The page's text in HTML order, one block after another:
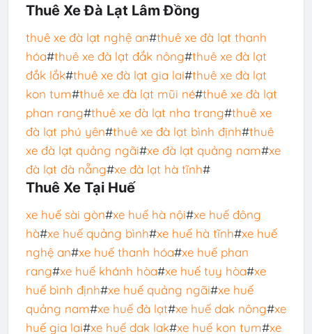
Thuê Xe Đà Lạt Lâm Đồng
thuê xe đà lạt nghệ an#thuê xe đà lạt thanh
hóa#thuê xe đà lạt đắk nông#thuê xe đà lạt
đắk lắk#thuê xe đà lạt gia lai#thuê xe đà lạt
kon tum#thuê xe đà lạt mũi né#thuê xe đà lạt
phan rang#thuê xe đà lạt nha trang#thuê xe
đà lạt phú yên#thuê xe đà lạt bình định#thuê
xe đà lạt quảng ngãi#xe đà lạt quảng nam#xe
đà lạt đà nẵng#xe đà lạt hà tĩnh#
Thuê Xe Tại Huế
xe huế sài gòn#xe huế hà nội#xe huế đông
hà#xe huế quảng bình#xe huế hà tĩnh#xe huế
nghệ an#xe huế thanh hóa#xe huế phan
rang#xe huế khánh hòa#xe huế tuy hòa#xe
huế bình định#xe huế quảng ngãi#xe huế
quảng nam#xe huế đà lạt#xe huế dak nông#xe
huế gia lai#xe huế dak lak#xe huế kon tum#xe